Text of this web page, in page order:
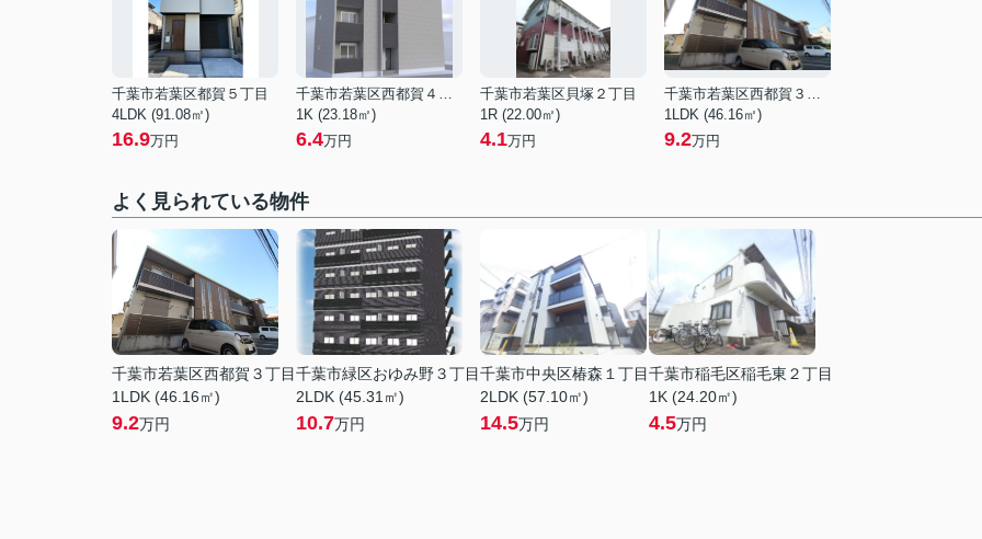
千葉市若葉区都賀５丁目
4LDK (91.08㎡)
16.9万円
千葉市若葉区西都賀４丁目
1K (23.18㎡)
6.4万円
千葉市若葉区貝塚２丁目
1R (22.00㎡)
4.1万円
千葉市若葉区西都賀３丁目
1LDK (46.16㎡)
9.2万円
よく見られている物件
千葉市若葉区西都賀３丁目
1LDK (46.16㎡)
9.2万円
千葉市緑区おゆみ野３丁目
2LDK (45.31㎡)
10.7万円
千葉市中央区椿森１丁目
2LDK (57.10㎡)
14.5万円
千葉市稲毛区稲毛東２丁目
1K (24.20㎡)
4.5万円